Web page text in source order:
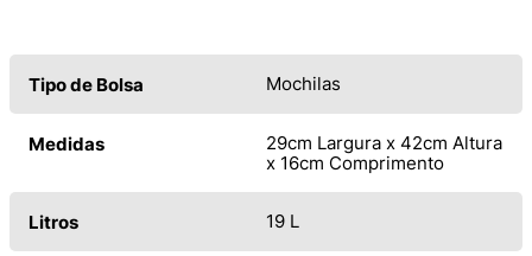
Tipo de Bolsa Mochilas
Medidas
29cm Largura x 42cm Altura
x 16cm Comprimento
Litros 19 L